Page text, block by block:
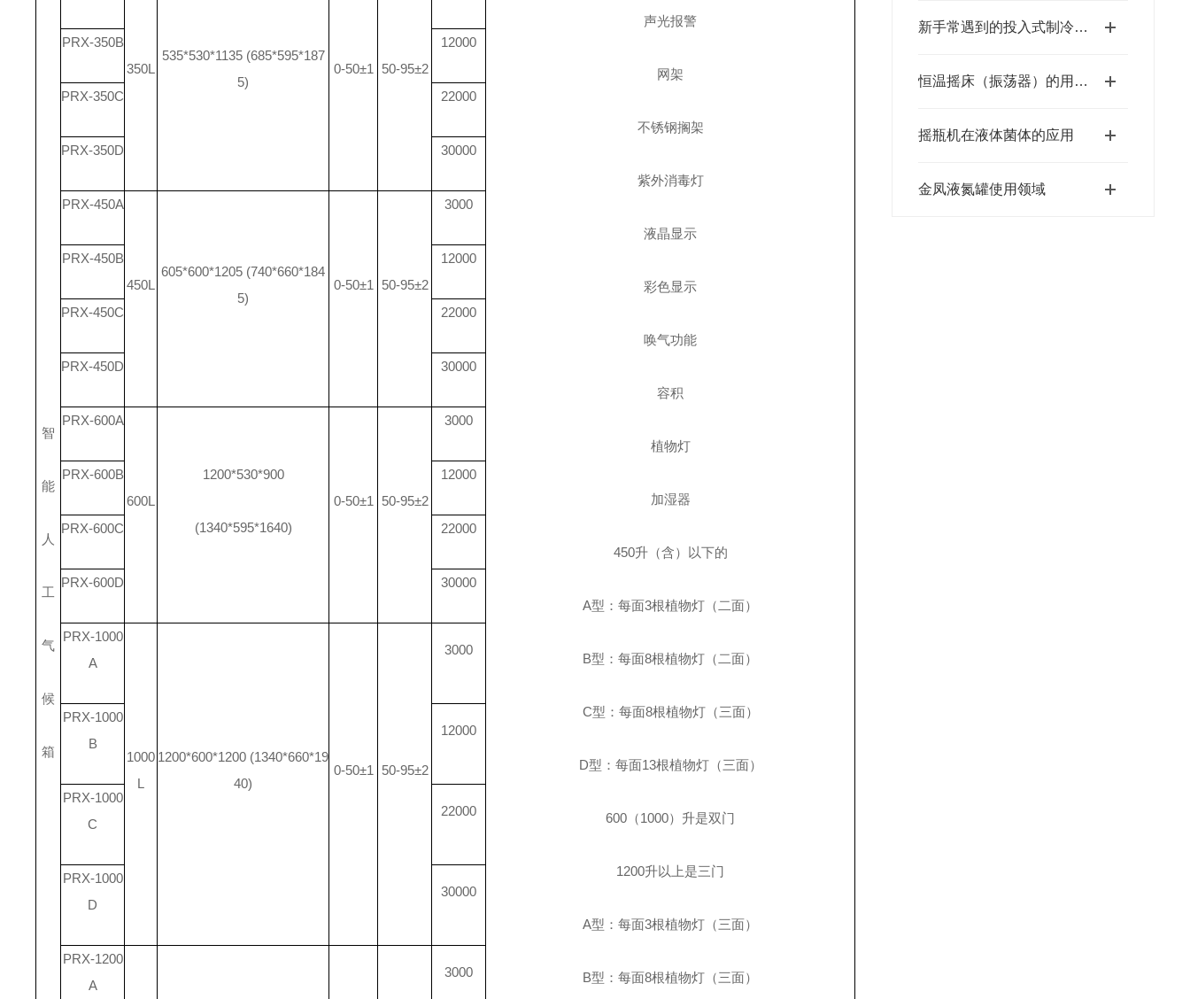
新手常遇到的投入式制冷器使用难题分析
恒温摇床（振荡器）的用途四
摇瓶机在液体菌体的应用
金凤液氮罐使用领域
智
能
人
工
气
候
箱
声光报警
网架
不锈钢搁架
紫外消毒灯
液晶显示
彩色显示
唤气功能
容积
植物灯
加湿器
450升（含）以下的
A型：每面3根植物灯（二面）
B型：每面8根植物灯（二面）
C型：每面8根植物灯（三面）
D型：每面13根植物灯（三面）
600 （1000）升是双门
1200升以上是三门
A型：每面3根植物灯（三面）
B型：每面8根植物灯（三面）
350L
535*530*1135 (685*595*187
5)
0-50±1 50-95±2
PRX-350B 12000
PRX-350C 22000
PRX-350D 30000
PRX-450A
450L
605*600*1205 (740*660*184
5)
0-50±1 50-95±2
3000
PRX-450B 12000
PRX-450C 22000
PRX-450D 30000
PRX-600A
600L
1200*530*900
(1340*595*1640)
0-50±1 50-95±2
3000
PRX-600B 12000
PRX-600C 22000
PRX-600D 30000
PRX-1000
A
1000
L
1200*600*1200 (1340*660*19
40)
0-50±1 50-95±2
3000
PRX-1000
B
12000
PRX-1000
C
22000
PRX-1000
D
30000
PRX-1200
A
3000